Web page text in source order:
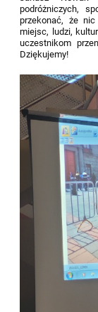
podróżniczych,
przekonać, że
miejsc, ludzi, kultur
uczestnikom
Dziękujemy!